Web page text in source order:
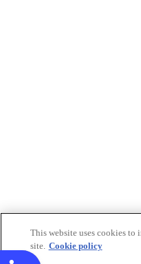
This website uses cookies to
site. Cookie policy